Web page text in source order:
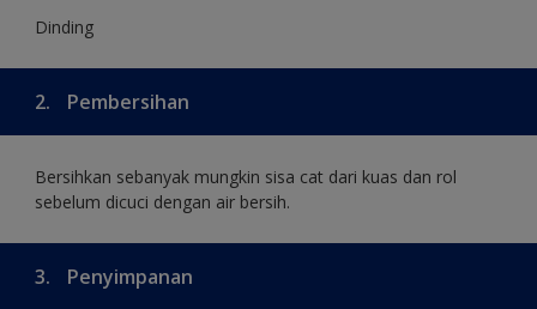
Dinding
2. Pembersihan
Bersihkan sebanyak mungkin sisa cat dari kuas dan rol
sebelum dicuci dengan air bersih.
3. Penyimpanan